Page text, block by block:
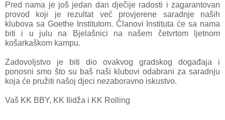
Pred nama je još jedan dan dječije radosti i zagarantovan
provod koji je rezultat već provjerene saradnje naših
klubova sa Goethe Institutom. Članovi Instituta će sa nama
biti i u julu na Bjelašnici na našem četvrtom ljetnom
košarkaškom kampu.
Zadovoljstvo je biti dio ovakvog gradskog događaja i
ponosni smo što su baš naši klubovi odabrani za saradnju
koja će pružiti našoj djeci nezaboravno iskustvo.
Vaš KK BBY, KK Ilidža i KK Rolling